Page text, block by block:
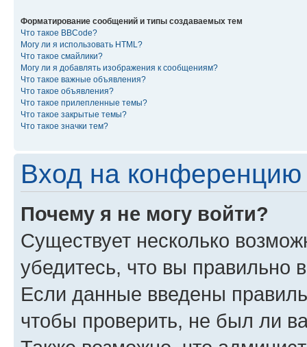
Форматирование сообщений и типы создаваемых тем
Что такое BBCode?
Могу ли я использовать HTML?
Что такое смайлики?
Могу ли я добавлять изображения к сообщениям?
Что такое важные объявления?
Что такое объявления?
Что такое прилепленные темы?
Что такое закрытые темы?
Что такое значки тем?
Вход на конференцию
Почему я не могу войти?
Существует несколько
убедитесь, что вы правильно
Если данные введены
чтобы проверить, не был ли